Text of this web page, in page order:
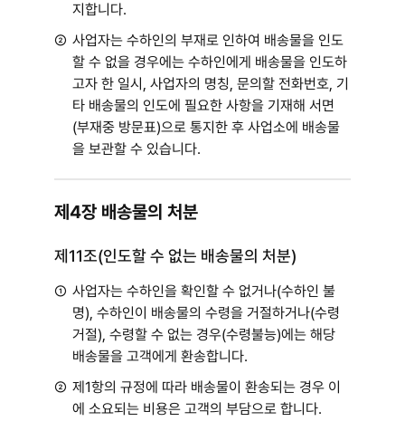
지합니다.
② 사업자는 수하인의 부재로 인하여 배송물을 인도
할 수 없을 경우에는 수하인에게 배송물을 인도하
고자 한 일시, 사업자의 명칭, 문의할 전화번호, 기
타 배송물의 인도에 필요한 사항을 기재해 서면
(부재중 방문표)으로 통지한 후 사업소에 배송물
을 보관할 수 있습니다.
제4장 배송물의 처분
제11조(인도할 수 없는 배송물의 처분)
① 사업자는 수하인을 확인할 수 없거나(수하인 불
명), 수하인이 배송물의 수령을 거절하거나(수령
거절), 수령할 수 없는 경우(수령불능)에는 해당
배송물을 고객에게 환송합니다.
② 제1항의 규정에 따라 배송물이 환송되는 경우 이
에 소요되는 비용은 고객의 부담으로 합니다.